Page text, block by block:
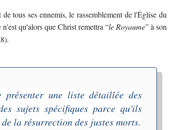
tous ses ennemis, le rassemblement de l'Église du
qu'alors que Christ remettra “le Royaume” à son
présenter une liste détaillée des
sujets spécifiques parce qu'ils
la résurrection des justes morts.